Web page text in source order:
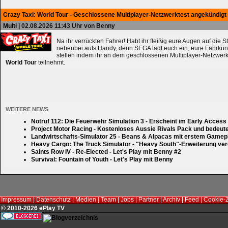
Crazy Taxi: World Tour - Geschlossene Multiplayer-Netzwerktest angekündigt
Multi | 02.08.2026 11:43 Uhr von Benny
Na ihr verrückten Fahrer! Habt ihr fleißig eure Augen auf die
nebenbei aufs Handy, denn SEGA lädt euch ein, eure
stellen indem ihr an dem geschlossenen Multiplayer-
World Tour teilnehmt.
WEITERE NEWS
Notruf 112: Die Feuerwehr Simulation 3 - Erscheint im Early Access
Project Motor Racing - Kostenloses Aussie Rivals Pack und
Landwirtschafts-Simulator 25 - Beans & Alpacas mit erstem
Heavy Cargo: The Truck Simulator - "Heavy South"-Erweiterung
Saints Row IV - Re-Elected - Let's Play mit Benny #2
Survival: Fountain of Youth - Let's Play mit Benny
Impressum|Datenschutz|Medien|Team|Jobs|Partner|Archiv|Feed|Cookie-
© 2010-2026 ePlay TV